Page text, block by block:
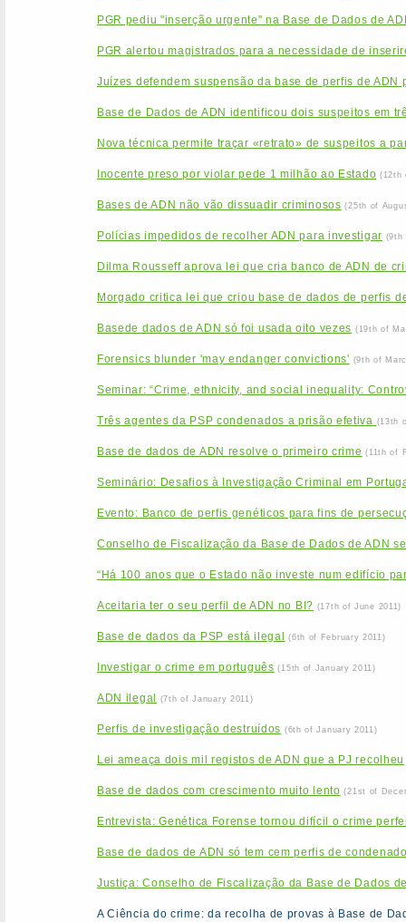
PGR pediu "inserção urgente" na Base de Dados de
PGR alertou magistrados para a necessidade de
Juízes defendem suspensão da base de perfis de ADN
Base de Dados de ADN identificou dois suspeitos em
Nova técnica permite traçar «retrato» de suspeitos a
Inocente preso por violar pede 1 milhão ao Estado (12th
Bases de ADN não vão dissuadir criminosos (25th of
Polícias impedidos de recolher ADN para investigar (9th
Dilma Rousseff aprova lei que cria banco de ADN de
Morgado critica lei que criou base de dados de perfis
Basede dados de ADN só foi usada oito vezes (19th of
Forensics blunder 'may endanger convictions' (9th of
Seminar: “Crime, ethnicity, and social inequality:
Três agentes da PSP condenados a prisão efetiva (13th
Base de dados de ADN resolve o primeiro crime (11th of
Seminário: Desafios à Investigação Criminal em
Evento: Banco de perfis genéticos para fins de
Conselho de Fiscalização da Base de Dados de ADN
“Há 100 anos que o Estado não investe num edifício
Aceitaria ter o seu perfil de ADN no BI? (17th of June 2011)
Base de dados da PSP está ilegal (6th of February 2011)
Investigar o crime em português (15th of January 2011)
ADN ilegal (7th of January 2011)
Perfis de investigação destruídos (6th of January 2011)
Lei ameaça dois mil registos de ADN que a PJ recolheu
Base de dados com crescimento muito lento (21st of
Entrevista: Genética Forense tornou difícil o crime
Base de dados de ADN só tem cem perfis de
Justiça: Conselho de Fiscalização da Base de Dados
A Ciência do crime: da recolha de provas à Base de